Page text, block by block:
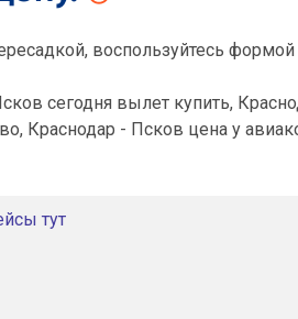
воспользуйтесь формой
сегодня вылет купить,
Краснодар - Псков цена у
тут